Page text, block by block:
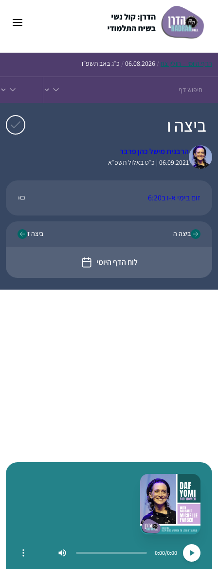
הדף היומי – חולין צח /
06.08.2026
/ כ״ג באב תשפ״ו
ביצה ו
הרבנית מישל כהן פרבר
06.09.2021 | כ״ט באלול תשפ״א
זום בימי א-ו ב6:20
ביצה ה
לוח הדף היומי
ביצה ז
0:00
0:00